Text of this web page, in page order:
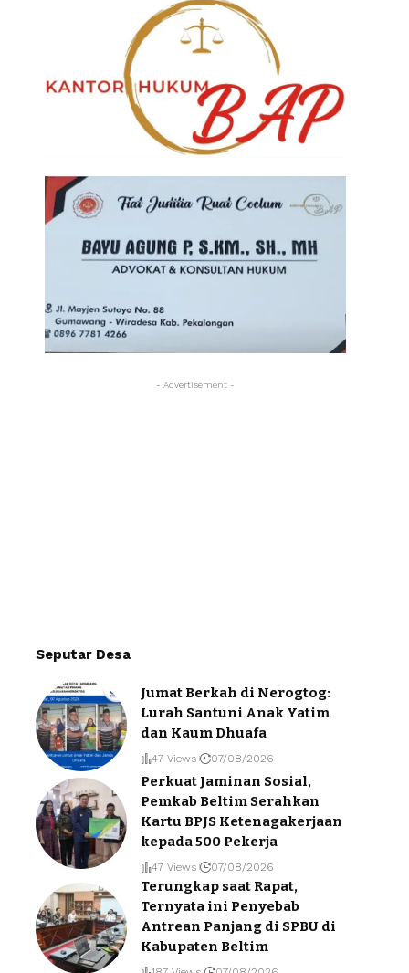
- Advertisement -
Seputar Desa
Jumat Berkah di Nerogtog:
Lurah Santuni Anak Yatim
dan Kaum Dhuafa
47 Views 07/08/2026
Perkuat Jaminan Sosial,
Pemkab Beltim Serahkan
Kartu BPJS Ketenagakerjaan
kepada 500 Pekerja
47 Views 07/08/2026
Terungkap saat Rapat,
Ternyata ini Penyebab
Antrean Panjang di SPBU di
Kabupaten Beltim